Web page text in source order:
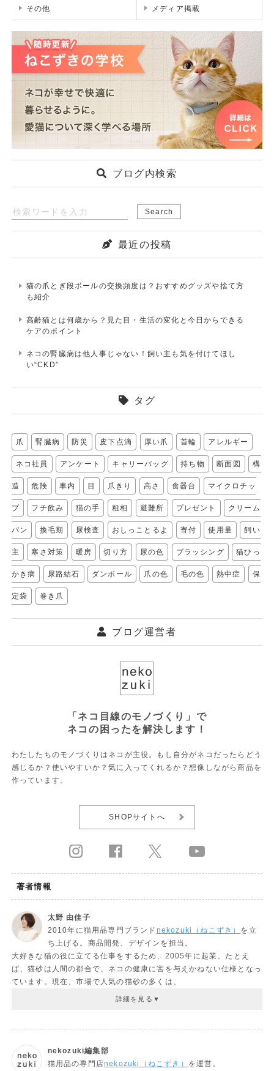
その他 メディア掲載
ブログ内検索
最近の投稿
猫の爪とぎ段ボールの交換頻度は？おすすめグッズや捨て方
も紹介
高齢猫とは何歳から？見た目・生活の変化と今日からできる
ケアのポイント
ネコの腎臓病は他人事じゃない！飼い主も気を付けてほし
い“CKD”
タグ
爪 腎臓病 防災 皮下点滴 厚い爪 首輪 アレルギー
ネコ社員 アンケート キャリーバッグ 持ち物 断面図 構
造 危険 車内 目 爪きり 高さ 食器台 マイクロチッ
プ フチ飲み 猫の手 粗相 避難所 プレゼント クリーム
パン 換毛期 尿検査 おしっことるよ 寄付 使用量 飼い
主 寒さ対策 暖房 切り方 尿の色 ブラッシング 猫ひっ
かき病 尿路結石 ダンボール 爪の色 毛の色 熱中症 保
定袋 巻き爪
ブログ運営者
「ネコ目線のモノづくり」で
ネコの困ったを解決します！
わたしたちのモノづくりはネコが主役。もし自分がネコだったらどう
感じるか？使いやすいか？気に入ってくれるか？想像しながら商品を
作っています。
SHOPサイトへ
著者情報
太野 由佳子
2010年に猫用品専門ブランド nekozuki（ねこずき） を立
ち上げる。商品開発、デザインを担当。
大好きな猫の役に立てる仕事をするため、2005年に起業。たとえ
ば、猫砂は人間の都合で、ネコの健康に害を与えかねない仕様となっ
ています。現在、市場で人気の猫砂の多くは、
nekozuki編集部
猫用品の専門店nekozuki（ねこずき） を運営。